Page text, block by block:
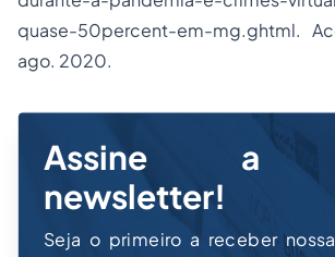
quase-50percent-em-mg.ghtml.
ago. 2020.
Assine a
newsletter!
Seja o primeiro a receber